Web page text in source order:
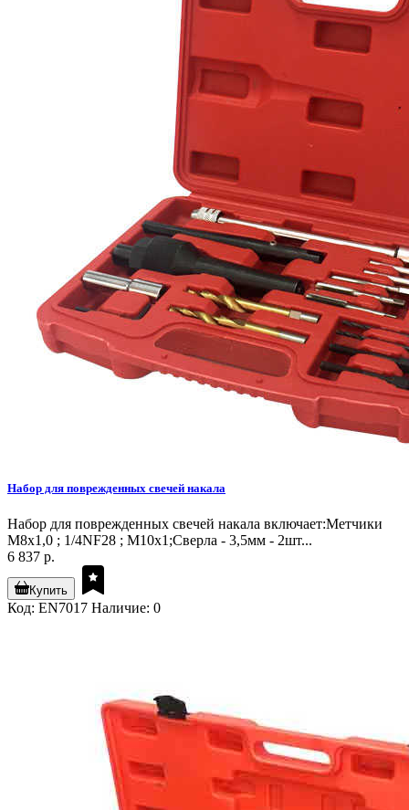
Набор для поврежденных свечей накала
Набор для поврежденных свечей накала включает:Метчики
М8х1,0 ; 1/4NF28 ; М10х1;Сверла - 3,5мм - 2шт...
6 837 р.
Купить
Код: EN7017 Наличие: 0